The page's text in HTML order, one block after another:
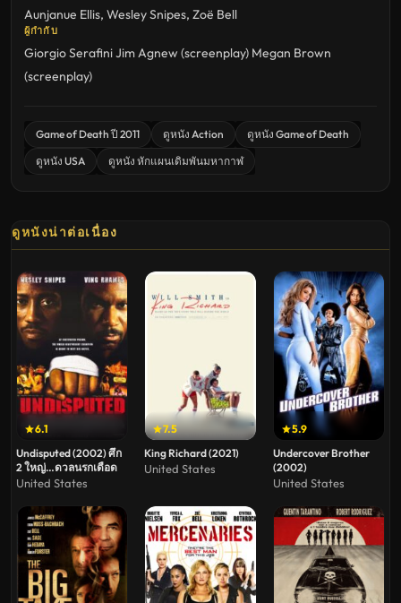
Aunjanue Ellis, Wesley Snipes, Zoë Bell
ผู้กำกับ
Giorgio SerafiniJim Agnew (screenplay) Megan Brown
(screenplay)
Game of Death ปี 2011 ดูหนัง Action
ดูหนัง Game of Death
ดูหนัง USA
ดูหนัง หักแผนเดิมพันมหากาฬ
ดูหนังน่าต่อเนื่อง
6.1
Undisputed (2002) ศึก
2 ใหญ่…ดวลนรกเดือด
United States
7.5
King Richard (2021)
United States
5.9
Undercover Brother
(2002)
United States